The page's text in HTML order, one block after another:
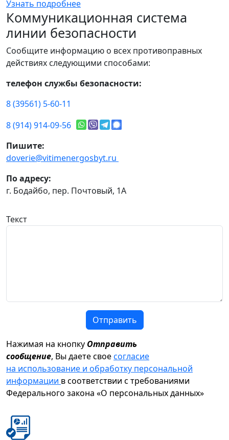
Узнать подробнее
Коммуникационная система
линии безопасности
Сообщите информацию о всех противоправных
действиях следующими способами:
телефон службы безопасности:
8 (39561) 5-60-11
8 (914) 914-09-56
Пишите:
doverie@vitimenergosbyt.ru
По адресу:
г. Бодайбо, пер. Почтовый, 1А
Текст
Отправить
Нажимая на кнопку Отправить
сообщение, Вы даете своесогласие
на использование и обработку персональной
информации в соответствии с требованиями
Федерального закона «О персональных данных»